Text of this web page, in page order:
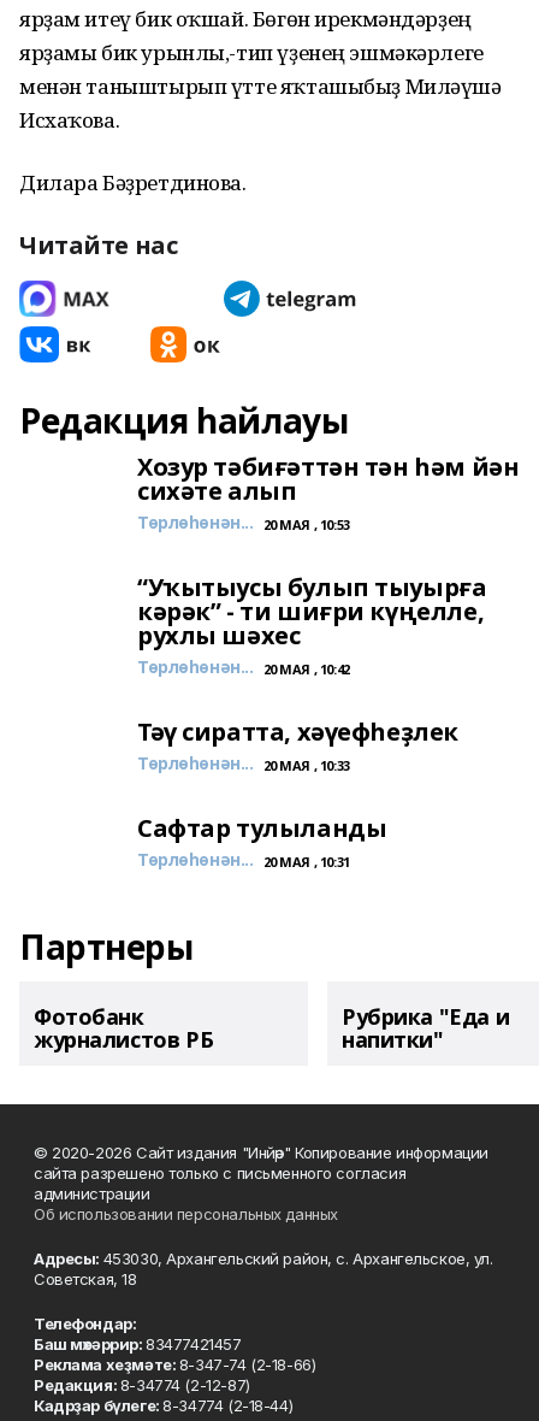
ярҙам итеү бик оҡшай. Бөгөн ирекмәндәрҙең
ярҙамы бик урынлы,-тип үҙенең эшмәкәрлеге
менән таныштырып үтте яҡташыбыҙ Миләүшә
Исхаҡова.
Дилара Бәҙретдинова.
Читайте нас
Редакция һайлауы
Хозур тәбиғәттән тән һәм йән
сихәте алып
Төрлөһөнән... 20 МАЯ , 10:53
“Уҡытыусы булып тыуырға
кәрәк” - ти шиғри күңелле,
рухлы шәхес
Төрлөһөнән... 20 МАЯ , 10:42
Тәү сиратта, хәүефһеҙлек
Төрлөһөнән... 20 МАЯ , 10:33
Сафтар тулыланды
Төрлөһөнән... 20 МАЯ , 10:31
Партнеры
Фотобанк
журналистов РБ
Рубрика "Еда и
напитки"
© 2020-2026 Сайт издания "Инйәр" Копирование информации
сайта разрешено только с письменного согласия
администрации
Об использовании персональных данных
Адресы: 453030, Архангельский район, с. Архангельское, ул.
Советская, 18
Телефондар:
Баш мөхәррир:83477421457
Реклама хеҙмәте:8-347-74 (2-18-66)
Редакция:8-34774 (2-12-87)
Кадрҙар бүлеге:8-34774 (2-18-44)